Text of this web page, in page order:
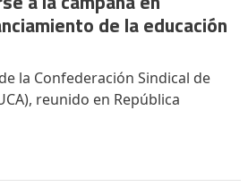
de la educación
la Confederación Sindical de
reunido en República